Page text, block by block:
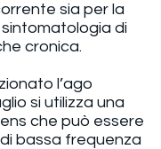
sia per la
di
cronica.
l’ago
si utilizza una
che può essere
bassa frequenza